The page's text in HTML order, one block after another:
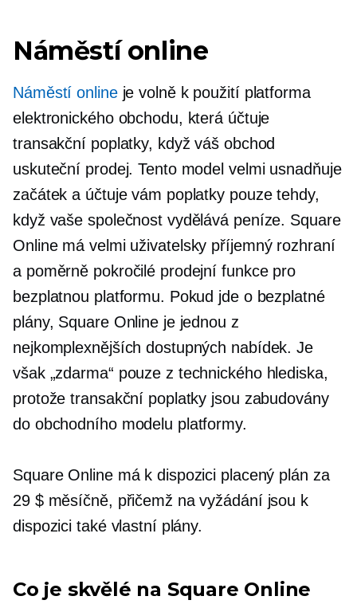
Náměstí online
Náměstí onlinejevolně k použitíplatforma
elektronického obchodu, která účtuje
transakční poplatky, když váš obchod
uskuteční prodej. Tento model velmi usnadňuje
začátek a účtuje vám poplatky pouze tehdy,
když vaše společnost vydělává peníze. Square
Online má velmi uživatelsky příjemnýrozhraní
a poměrně pokročilé prodejní funkce pro
bezplatnou platformu. Pokud jde o bezplatné
plány, Square Online je jednou z
nejkomplexnějších dostupných nabídek. Je
však „zdarma“ pouze z technického hlediska,
protože transakční poplatky jsou zabudovány
do obchodního modelu platformy.
Square Online má k dispozici placený plán za
29 $ měsíčně, přičemž na vyžádání jsou k
dispozici také vlastní plány.
Co je skvělé na Square Online